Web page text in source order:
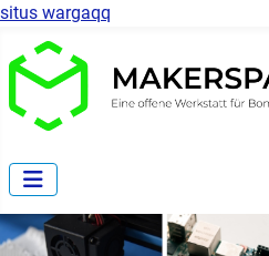
situs wargaqq